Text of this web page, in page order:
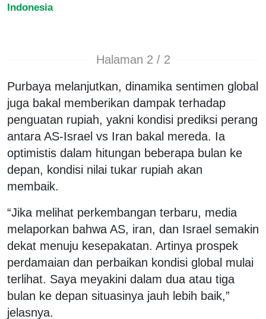
Indonesia
Halaman 2 / 2
Purbaya melanjutkan, dinamika sentimen global
juga bakal memberikan dampak terhadap
penguatan rupiah, yakni kondisi prediksi perang
antara AS-Israel vs Iran bakal mereda. Ia
optimistis dalam hitungan beberapa bulan ke
depan, kondisi nilai tukar rupiah akan
membaik.
“Jika melihat perkembangan terbaru, media
melaporkan bahwa AS, iran, dan Israel semakin
dekat menuju kesepakatan. Artinya prospek
perdamaian dan perbaikan kondisi global mulai
terlihat. Saya meyakini dalam dua atau tiga
bulan ke depan situasinya jauh lebih baik,”
jelasnya.